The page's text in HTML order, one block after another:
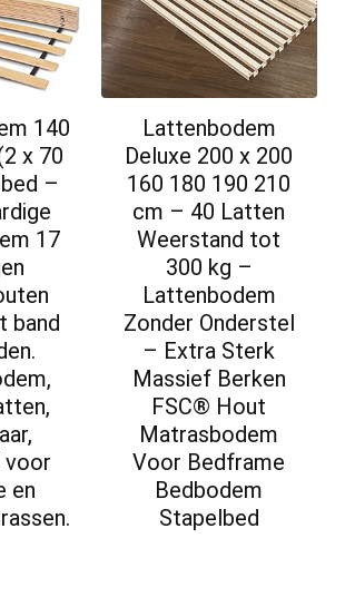
140
x 70
–
17
band
voor
en
Lattenbodem
Deluxe 200 x 200
160 180 190 210
cm – 40 Latten
Weerstand tot
300 kg –
Lattenbodem
Zonder Onderstel
– Extra Sterk
Massief Berken
FSC® Hout
Matrasbodem
Voor Bedframe
Bedbodem
Stapelbed